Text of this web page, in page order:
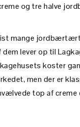
og tre halve
mange
dem lever op til
koster
men der er
top af creme